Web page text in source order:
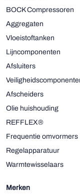
BOCK Compressoren
Aggregaten
Vloeistoftanken
Lijncomponenten
Afsluiters
Afscheiders
Olie huishouding
REFFLEX®
Frequentie omvormers
Regelapparatuur
Warmtewisselaars
Merken